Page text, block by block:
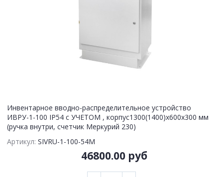
Инвентарное вводно-распределительное устройство
ИВРУ-1-100 IP54 с УЧЕТОМ , корпус1300(1400)х600х300 мм
(ручка внутри, счетчик Меркурий 230)
Артикул: SIVRU-1-100-54М
46800.00 руб